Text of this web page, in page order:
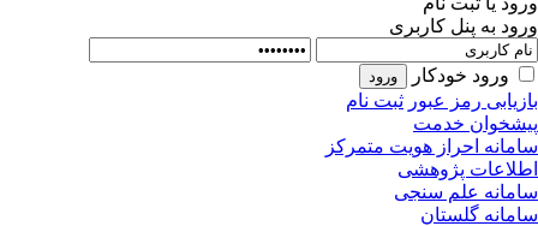
به پنل کاربری
ورود خودکار
رمز عبور ثبت نام
خدمت
احراز هویت متمرکز
پژوهشی
علم سنجی
گلستان